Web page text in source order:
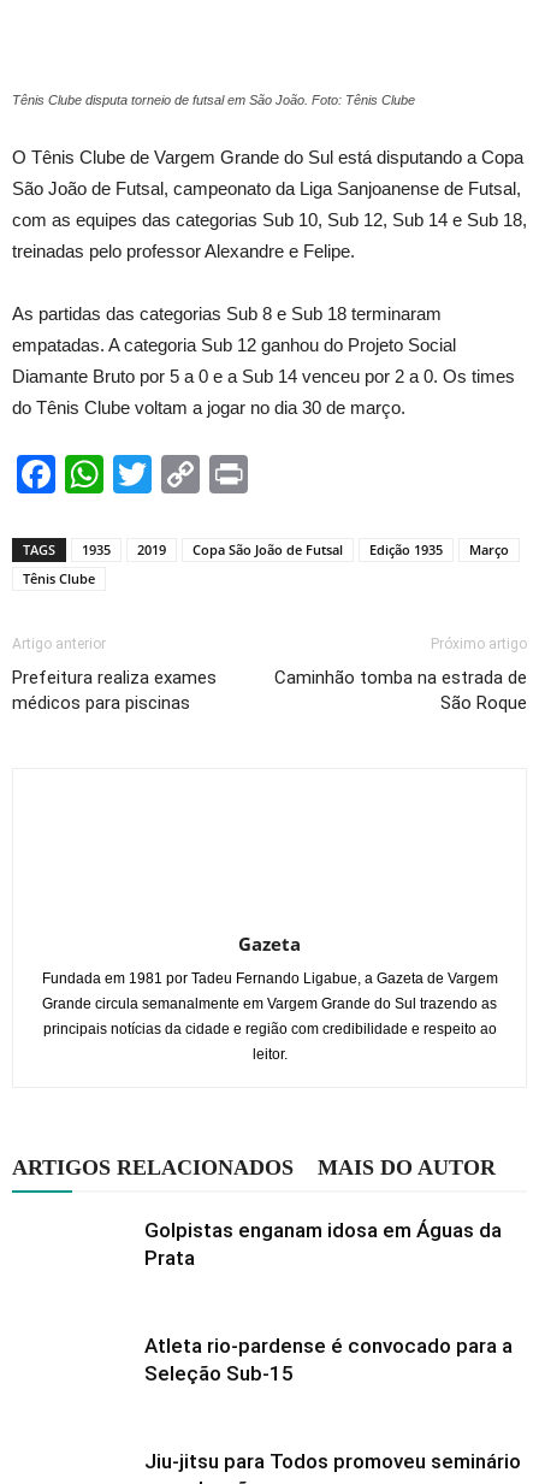
Tênis Clube disputa torneio de futsal em São João. Foto: Tênis Clube
O Tênis Clube de Vargem Grande do Sul está disputando a Copa
São João de Futsal, campeonato da Liga Sanjoanense de Futsal,
com as equipes das categorias Sub 10, Sub 12, Sub 14 e Sub 18,
treinadas pelo professor Alexandre e Felipe.
As partidas das categorias Sub 8 e Sub 18 terminaram
empatadas. A categoria Sub 12 ganhou do Projeto Social
Diamante Bruto por 5 a 0 e a Sub 14 venceu por 2 a 0. Os times
do Tênis Clube voltam a jogar no dia 30 de março.
Facebook
WhatsApp
TwitterCopy
TAGS 1935 2019 Copa São João de Futsal Edição 1935
Março
Tênis Clube
Artigo anterior
Prefeitura realiza exames
médicos para piscinas
Próximo artigo
Caminhão tomba na estrada de
São Roque
Gazeta
Fundada em 1981 por Tadeu Fernando Ligabue, a Gazeta de Vargem
Grande circula semanalmente em Vargem Grande do Sul trazendo as
principais notícias da cidade e região com credibilidade e respeito ao
leitor.
ARTIGOS RELACIONADOS MAIS DO AUTOR
Golpistas enganam idosa em Águas da
Prata
Atleta rio-pardense é convocado para a
Seleção Sub-15
Jiu-jitsu para Todos promoveu seminário